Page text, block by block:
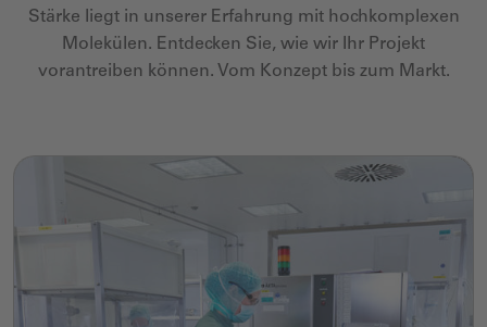
Stärke liegt in unserer Erfahrung mit hochkomplexen
Molekülen. Entdecken Sie, wie wir Ihr Projekt
vorantreiben können. Vom Konzept bis zum Markt.